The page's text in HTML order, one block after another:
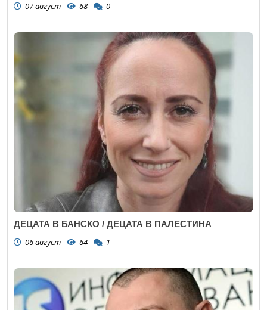
07 август 68 0
ДЕЦАТА В БАНСКО / ДЕЦАТА В ПАЛЕСТИНА
06 август 64 1